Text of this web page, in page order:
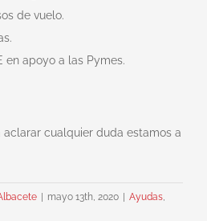
de vuelo.
en apoyo a las Pymes.
cualquier duda estamos a
| mayo 13th, 2020 | Ayudas